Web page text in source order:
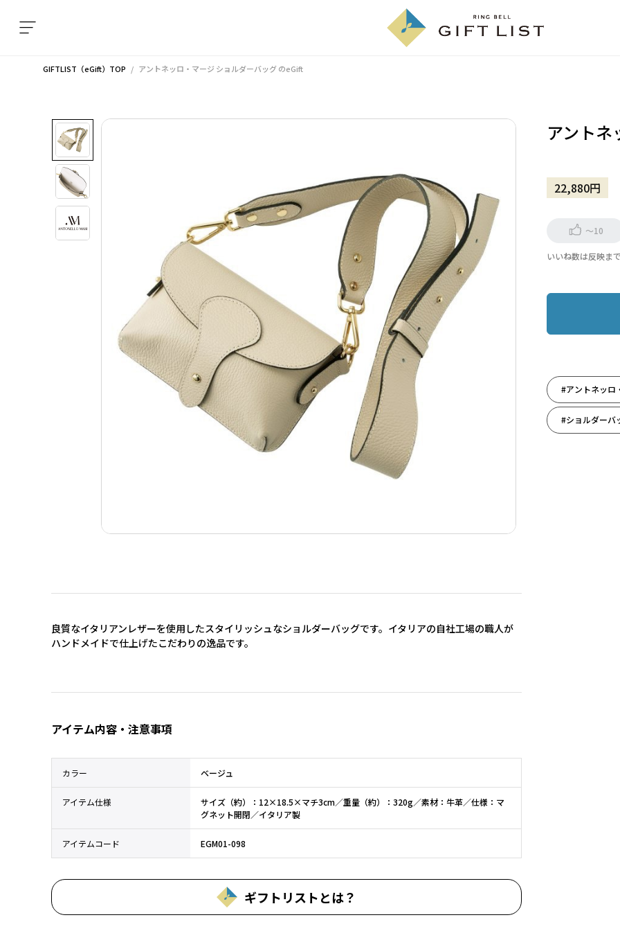
GIFTLIST（eGift）TOP アントネッロ・マージ ショルダーバッグのeGift
良質なイタリアンレザーを使用したスタイリッシュなショルダーバッグです。イタリアの自社工場の職人が
ハンドメイドで仕上げたこだわりの逸品です。
アイテム内容・注意事項
カラー ベージュ
アイテム仕様
サイズ（約）：12×18.5×マチ3cm／重量（約）：320g／素材：牛革／仕様：マ
グネット開閉／イタリア製
アイテムコード EGM01-098
ギフトリストとは？
アント
22,880円
～10
いいね数は反映ま
#アントネッロ
#ショルダーバ